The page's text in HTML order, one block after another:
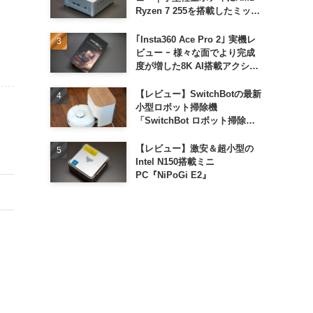
Ryzen 7 255を搭載したミッド
｢Insta360 Ace Pro 2｣ 実機レ
ビュー ｰ 様々な面でより完成
度が増した8K AI搭載アクショ
【レビュー】SwitchBotの最新
小型ロボット掃除機
「SwitchBot ロボット掃除機
【レビュー】激安＆超小型の
Intel N150搭載ミニ
PC『NiPoGi E2』